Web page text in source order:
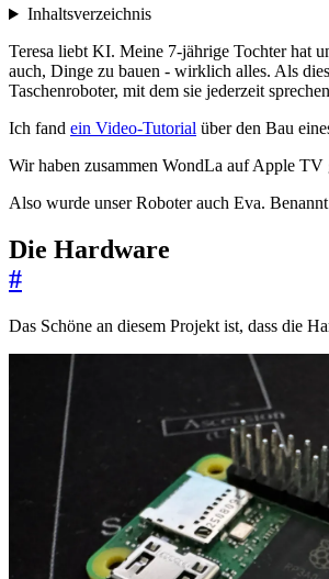
Inhaltsverzeichnis
Teresa liebt KI. Meine 7-jährige Tochter hat
auch, Dinge zu bauen - wirklich alles. Als
Taschenroboter, mit dem sie jederzeit
Ich fand ein Video-Tutorial über den Bau
Wir haben zusammen WondLa auf Apple
Also wurde unser Roboter auch Eva.
Die Hardware
#
Das Schöne an diesem Projekt ist, dass die